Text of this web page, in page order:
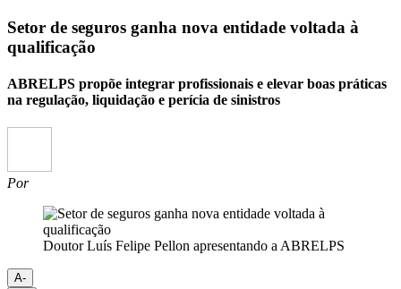
Setor de seguros ganha nova entidade voltada à
qualificação
ABRELPS propõe integrar profissionais e elevar boas práticas
na regulação, liquidação e perícia de sinistros
Por
Doutor Luís Felipe Pellon apresentando a ABRELPS
A-